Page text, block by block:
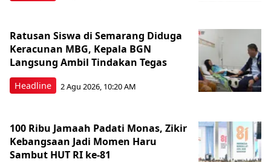
Headline
Ratusan Siswa di Semarang Diduga
Keracunan MBG, Kepala BGN
Langsung Ambil Tindakan Tegas
2 Agu 2026, 10:20 AM
100 Ribu Jamaah Padati Monas, Zikir
Kebangsaan Jadi Momen Haru
Sambut HUT RI ke-81